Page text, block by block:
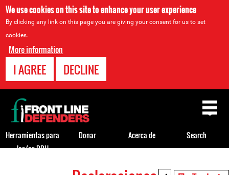
We use cookies on this site to enhance your user experience
By clicking any link on this page you are giving your consent for us to set
cookies.
More information
I AGREE DECLINE
Back
to
top
Herramientas para
los/as DDH
Donar Acerca de Search